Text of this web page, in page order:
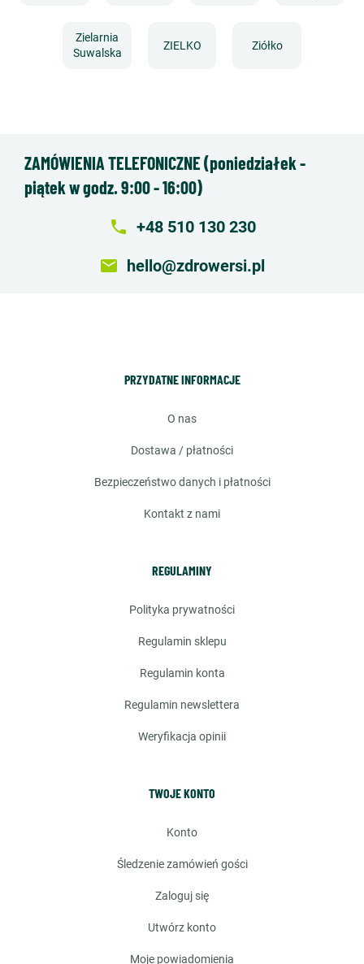
Zielarnia
Suwalska
ZIELKO Ziółko
ZAMÓWIENIA TELEFONICZNE (poniedziałek -
piątek w godz. 9:00 - 16:00)
local_phone +48 510 130 230
email hello@zdrowersi.pl
PRZYDATNE INFORMACJE
o nas
dostawa / płatności
bezpieczeństwo danych i płatności
kontakt z nami
REGULAMINY
polityka prywatności
regulamin sklepu
regulamin konta
regulamin newslettera
weryfikacja opinii
TWOJE KONTO
konto
śledzenie zamówień gości
zaloguj się
utwórz konto
moje powiadomienia